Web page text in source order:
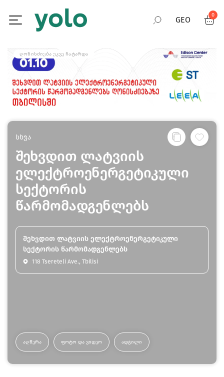
GEO
RUS
ENG
0
ᲦᲝᲜᲘᲡᲫᲘᲔᲑᲐ ᲣᲙᲕᲔ ᲩᲐᲢᲐᲠᲓᲐ
სხვა
შეხვდით ლატვიის
ელექტროენერგეტიკული
სექტორის
წარმომადგენლებს
შეხვდით ლატვიის ელექტროენერგეტიკული
სექტორის წარმომადგენლებს
118 Tsereteli Ave., Tbilisi
ᲐᲦᲬᲔᲠᲐ ᲤᲝᲢᲝ ᲓᲐ ᲕᲘᲓᲔᲝ ᲐᲓᲒᲘᲚᲘ